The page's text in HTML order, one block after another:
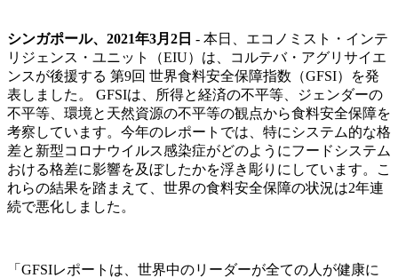
シンガポール、2021年3月2日 - 本日、エコノミスト・インテ
リジェンス・ユニット（EIU）は、コルテバ・アグリサイエ
ンスが後援する 第9回 世界食料安全保障指数（GFSI）を発
表しました。 GFSIは、所得と経済の不平等、ジェンダーの
不平等、環境と天然資源の不平等の観点から食料安全保障を
考察しています。今年のレポートでは、特にシステム的な格
差と新型コロナウイルス感染症がどのようにフードシステム
おける格差に影響を及ぼしたかを浮き彫りにしています。こ
れらの結果を踏まえて、世界の食料安全保障の状況は2年連
続で悪化しました。
「GFSIレポートは、世界中のリーダーが全ての人が健康に